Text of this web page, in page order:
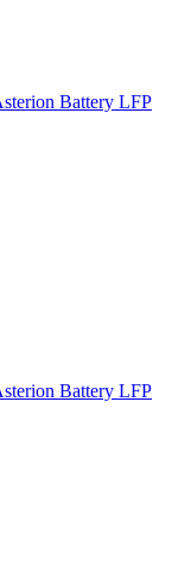
Battery LFP
Battery LFP